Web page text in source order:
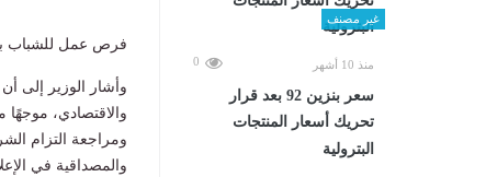
غير مصنف
منذ 10 أشهر 0
سعر بنزين 92 بعد قرار
تحريك أسعار المنتجات
البترولية
فرص عمل للشباب
وأشار الوزير إلى
والاقتصادي، موجهًا
ومراجعة التزام
والمصداقية في